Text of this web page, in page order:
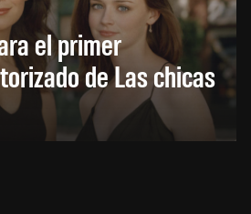
el primer
de Las chicas